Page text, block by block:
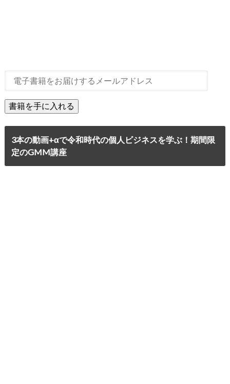
3本の動画+αで令和時代の個人ビジネスを学ぶ！期間限
定のGMM講座